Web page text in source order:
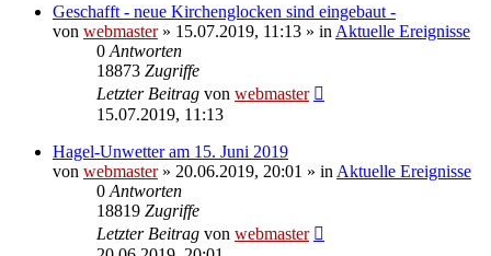
Geschafft - neue Kirchenglocken sind eingebaut -
von webmaster» 15.07.2019, 11:13 » in Aktuelle Ereignisse
0 Antworten
18873 Zugriffe
Letzter Beitrag von webmaster
15.07.2019, 11:13
Hagel-Unwetter am 15. Juni 2019
von webmaster» 20.06.2019, 20:01 » in Aktuelle Ereignisse
0 Antworten
18819 Zugriffe
Letzter Beitrag von webmaster